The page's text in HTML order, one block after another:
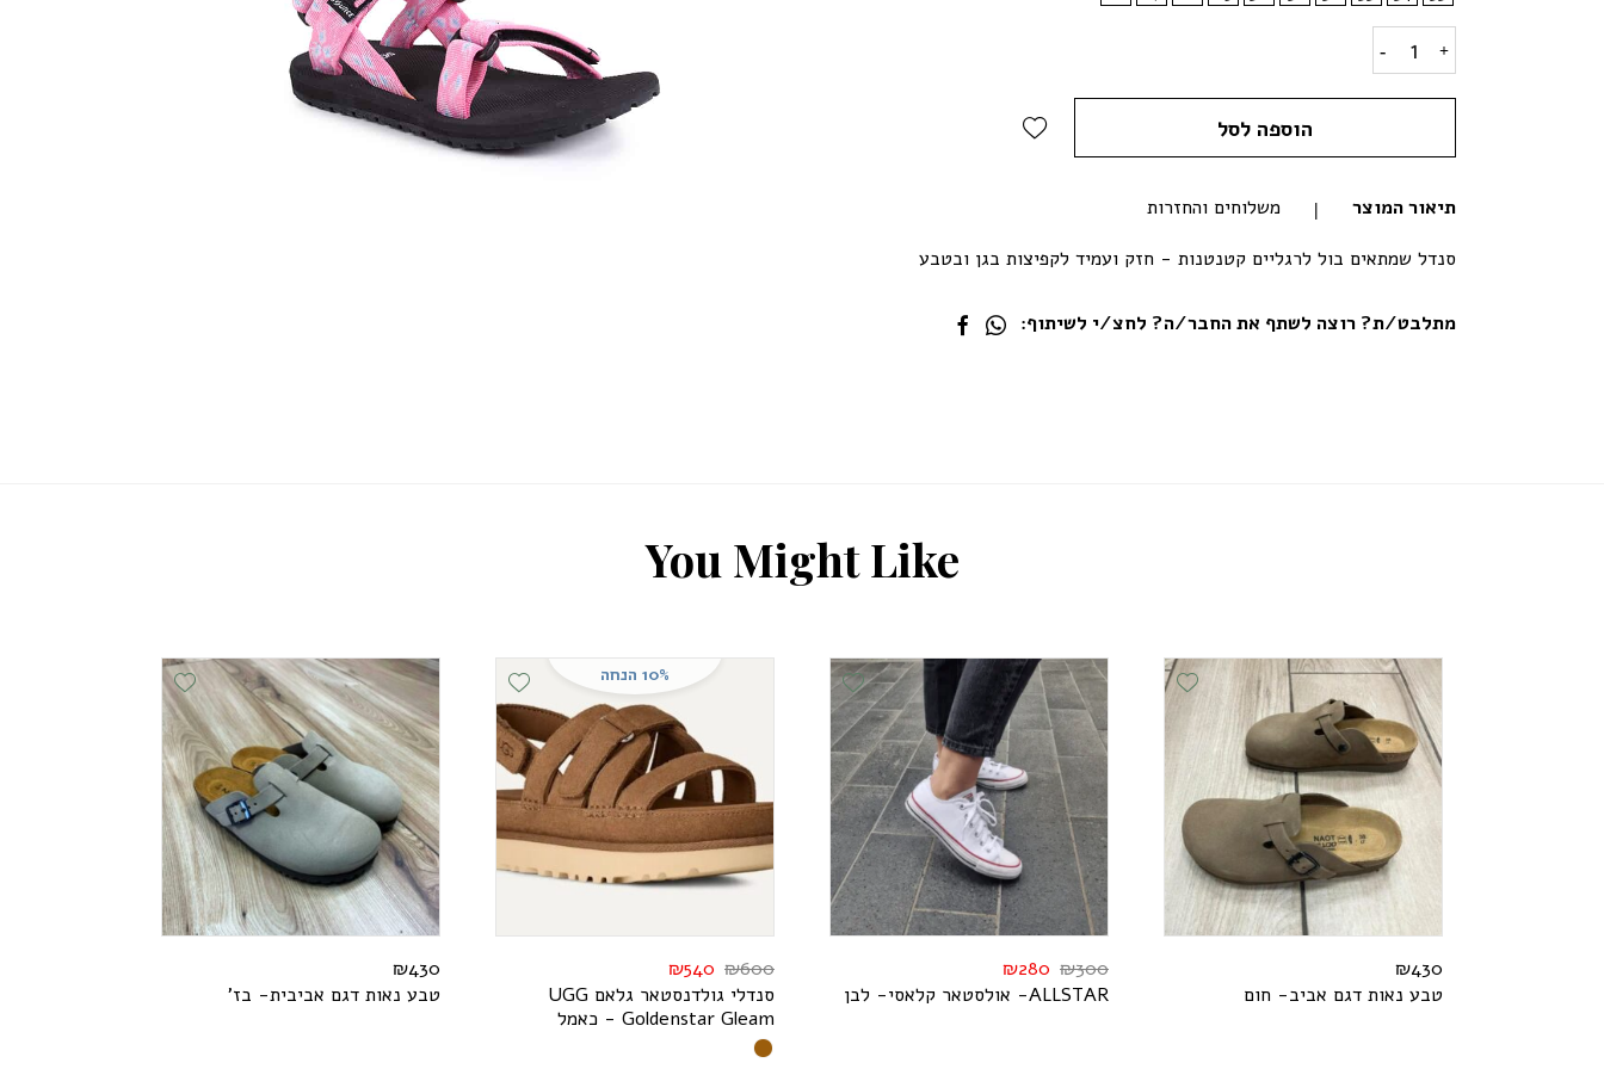
סנדלי שורש קלאסי ילדים- ורוד quantity
הוספה לסל Add Wishlist
תיאור המוצר
משלוחים והחזרות
סנדל שמתאים בול לרגליים קטנטנות - חזק ועמיד לקפיצות בגן ובטבע
מתלבט/ת? רוצה לשתף את החבר/ה? לחצ/י לשיתוף:
You Might Like
Add Wishlist
₪430
טבע נאות דגם אביב- חום
Add Wishlist
₪300
₪280
ALLSTAR - אולסטאר קלאסי- לבן
Add Wishlist 10% הנחה
₪600
₪540
סנדלי גולדנסטאר גלאם
UGG
Goldenstar Gleam - כאמל
Add Wishlist
₪430
טבע נאות דגם אביבית- בז'